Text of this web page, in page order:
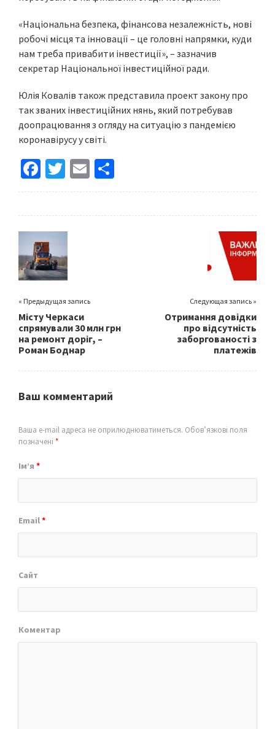
«Національна безпека, фінансова незалежність, нові
робочі місця та інновації – це головні напрямки, куди
нам треба привабити інвестиції», – зазначив
секретар Національної інвестиційної ради.
Юлія Ковалів також представила проект закону про
так званих інвестиційних нянь, який потребував
доопрацювання з огляду на ситуацію з пандемією
коронавірусу у світі.
Fa
ce
o
o
k
T
wi
er
E
m h
« Предыдущая запись
Місту Черкаси
спрямували 30 млн грн
на ремонт доріг, –
Роман Боднар
Следующая запись »
Отримання довідки
про відсутність
заборгованості з
платежів
Ваш комментарий
Ваша e-mail адреса не оприлюднюватиметься. Обов’язкові поля
позначені *
Ім’я *
Email*
Сайт
Коментар